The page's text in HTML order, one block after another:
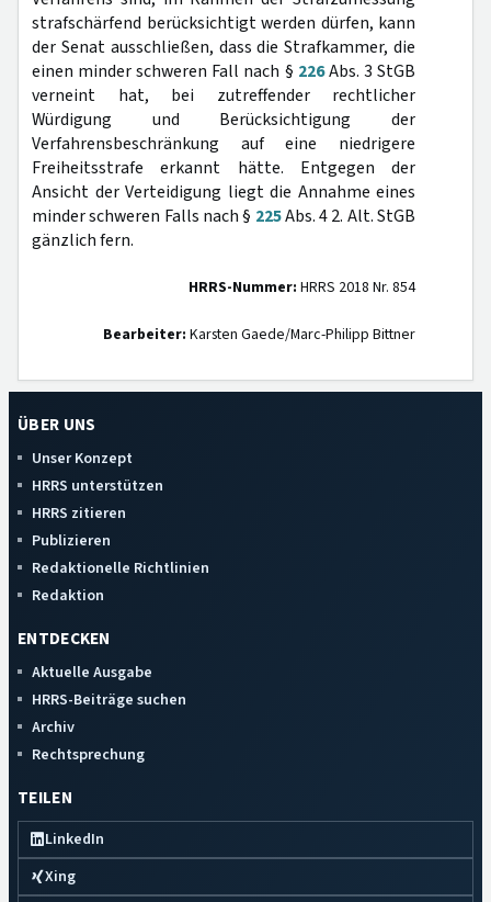
strafschärfend berücksichtigt werden dürfen, kann
der Senat ausschließen, dass die Strafkammer, die
einen minder schweren Fall nach § 226Abs. 3 StGB
verneint hat, bei zutreffender rechtlicher
Würdigung und Berücksichtigung der
Verfahrensbeschränkung auf eine niedrigere
Freiheitsstrafe erkannt hätte. Entgegen der
Ansicht der Verteidigung liegt die Annahme eines
minder schweren Falls nach § 225Abs. 4 2. Alt. StGB
gänzlich fern.
HRRS-Nummer: HRRS 2018 Nr. 854
Bearbeiter: Karsten Gaede/Marc-Philipp Bittner
ÜBER UNS
Unser Konzept
HRRS unterstützen
HRRS zitieren
Publizieren
Redaktionelle Richtlinien
Redaktion
ENTDECKEN
Aktuelle Ausgabe
HRRS-Beiträge suchen
Archiv
Rechtsprechung
TEILEN
LinkedIn
Xing